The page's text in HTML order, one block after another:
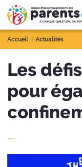
Accueil Actualités
Les
pour
--